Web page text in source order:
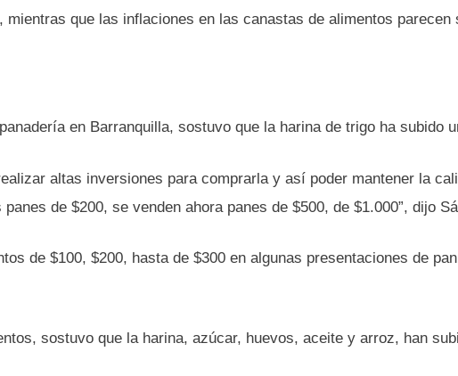
que las inflaciones en las canastas de alimentos parecen
en Barranquilla, sostuvo que la harina de trigo ha subido
altas inversiones para comprarla y así poder mantener la
de $200, se venden ahora panes de $500, de $1.000”, dijo
de $100, $200, hasta de $300 en algunas presentaciones de
sostuvo que la harina, azúcar, huevos, aceite y arroz, han